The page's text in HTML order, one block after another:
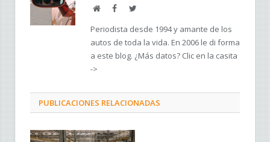
Web FacebookTwitter
Periodista desde 1994 y amante de los
autos de toda la vida. En 2006 le di forma
a este blog. ¿Más datos? Clic en la casita
->
PUBLICACIONES RELACIONADAS